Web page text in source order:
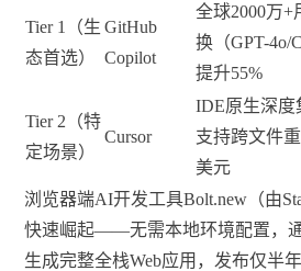
Tier 1（生
态首选）
GitHub
Copilot
全球2000万+
换（GPT-4o/
提升55%
Tier 2（特
定场景）
Cursor
IDE原生深度
支持跨文件
美元
浏览器端AI开发工具Bolt.new （由
快速崛起——无需本地环境配置，
生成完整全栈Web应用，发布仅半